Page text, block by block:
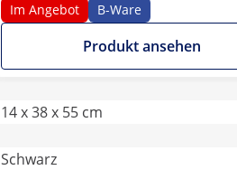
Im Angebot B-Ware
Produkt ansehen
14 x 38 x 55 cm
Schwarz